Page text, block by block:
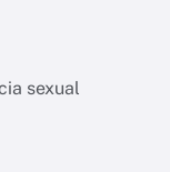
sexual